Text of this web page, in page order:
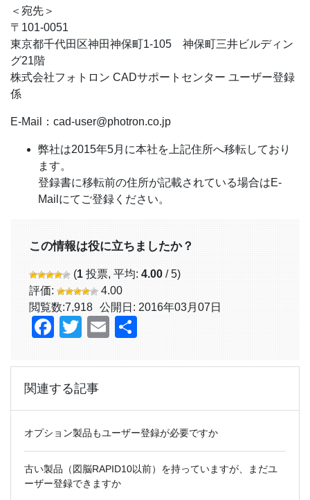
＜宛先＞
〒101-0051
東京都千代田区神田神保町1-105 神保町三井ビルディン
グ21階
株式会社フォトロン CADサポートセンター ユーザー登録
係
E-Mail：cad-user@photron.co.jp
弊社は2015年5月に本社を上記住所へ移転しており
ます。
登録書に移転前の住所が記載されている場合はE-
Mailにてご登録ください。
この情報は役に立ちましたか？
(1 投票, 平均: 4.00 / 5)
評価:
4.00
閲覧数:7,918 公開日: 2016年03月07日
Facebook
TwitterEmail
関連する記事
オプション製品もユーザー登録が必要ですか
古い製品（図脳RAPID10以前）を持っていますが、まだユ
ーザー登録できますか